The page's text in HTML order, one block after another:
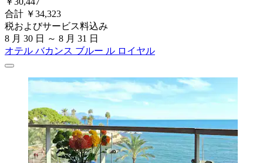
合計 ￥34,323
税およびサービス料込み
8 月 30 日 ～ 8 月 31 日
オテル バカンス ブルー ル ロイヤル